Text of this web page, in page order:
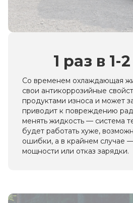
1 раз в 1-
Со временем охлаждающая
свои антикоррозийные
продуктами износа и может
приводит к повреждению
менять жидкость — система
будет работать хуже,
ошибки, а в крайнем случае
мощности или отказ зарядки.